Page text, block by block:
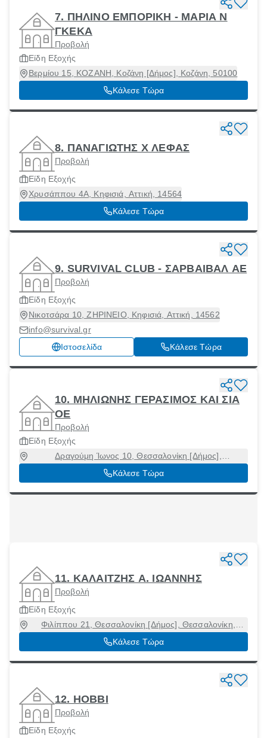
7. ΠΗΛΙΝΟ ΕΜΠΟΡΙΚΗ - ΜΑΡΙΑ Ν
ΓΚΕΚΑ
Προβολή
Είδη Εξοχής
Βερμίου 15, ΚΟΖΑΝΗ, Κοζάνη [Δήμος], Κοζάνη, 50100
Κάλεσε Τώρα
8. ΠΑΝΑΓΙΩΤΗΣ Χ ΛΕΦΑΣ
Προβολή
Είδη Εξοχής
Χρυσάππου 4Α, Κηφισιά, Αττική, 14564
Κάλεσε Τώρα
9. SURVIVAL CLUB - ΣΑΡΒΑΙΒΑΛ ΑΕ
Προβολή
Είδη Εξοχής
Νικοτσάρα 10, ΖΗΡΙΝΕΙΟ, Κηφισιά, Αττική, 14562
info@survival.gr
Ιστοσελίδα
Κάλεσε Τώρα
10. ΜΗΛΙΩΝΗΣ ΓΕΡΑΣΙΜΟΣ ΚΑΙ ΣΙΑ
ΟΕ
Προβολή
Είδη Εξοχής
Δραγούμη Ίωνος 10, Θεσσαλονίκη [Δήμος],
Θεσσαλονίκη, 54624
Κάλεσε Τώρα
11. ΚΑΛΑΙΤΖΗΣ Α. ΙΩΑΝΝΗΣ
Προβολή
Είδη Εξοχής
Φιλίππου 21, Θεσσαλονίκη [Δήμος], Θεσσαλονίκη,
54631
Κάλεσε Τώρα
12. HOBBI
Προβολή
Είδη Εξοχής